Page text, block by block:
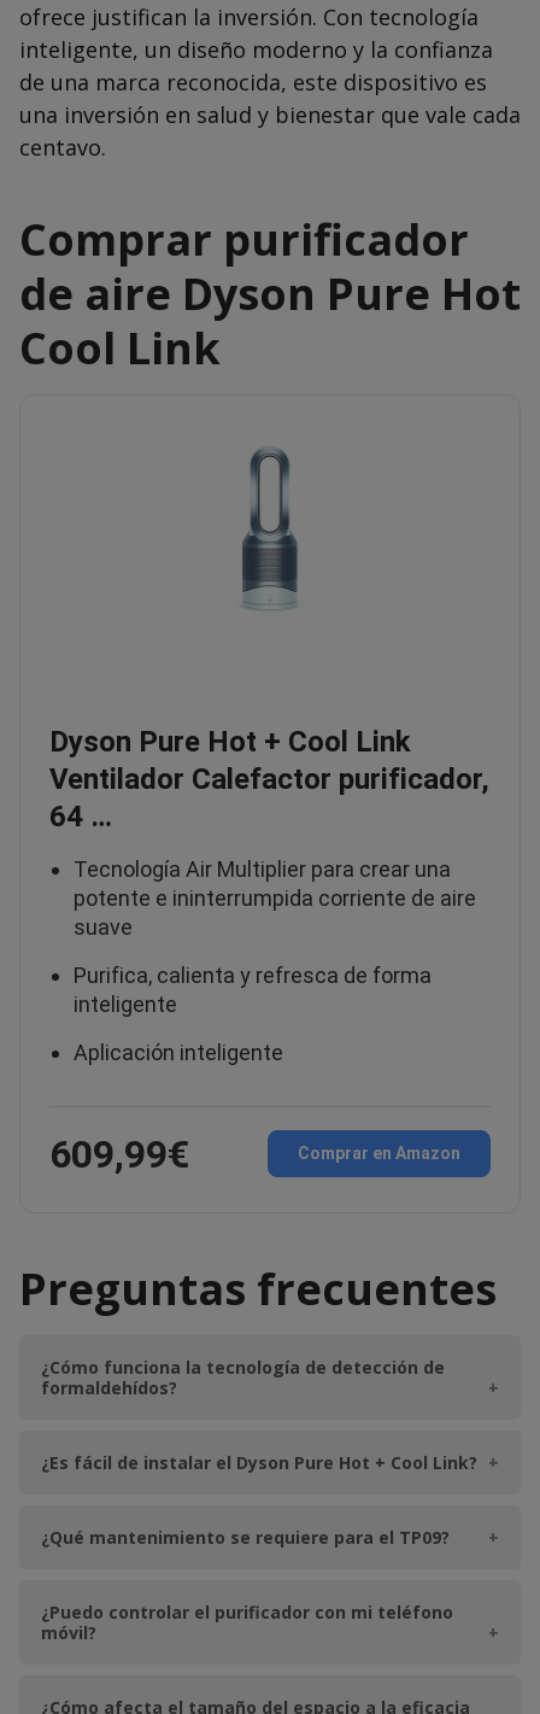
ofrece justifican la inversión. Con tecnología
inteligente, un diseño moderno y la confianza
de una marca reconocida, este dispositivo es
una inversión en salud y bienestar que vale cada
centavo.
Comprar purificador
de aire Dyson Pure Hot
Cool Link
Dyson Pure Hot + Cool Link
Ventilador Calefactor purificador,
64 …
Tecnología Air Multiplier para crear una
potente e ininterrumpida corriente de aire
suave
Purifica, calienta y refresca de forma
inteligente
Aplicación inteligente
609,99€ Comprar en Amazon
Preguntas frecuentes
¿Cómo funciona la tecnología de detección de
formaldehídos?
detectan automáticamente los niveles de
del aire gracias a su sistema de filtrado.
¿Es fácil de instalar el Dyson Pure Hot + Cool Link?
detalladas y una guía en la aplicación Dyson
inmediato.
¿Qué mantenimiento se requiere para el TP09?
filtro HEPA cada 12 meses, además de
¿Puedo controlar el purificador con mi teléfono
móvil?
¿Cómo afecta el tamaño del espacio a la eficacia